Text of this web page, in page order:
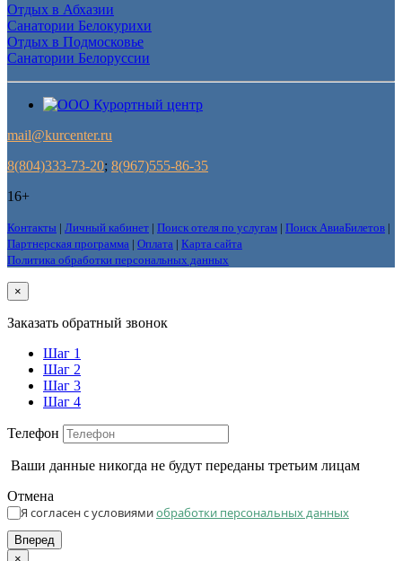
Отдых в Абхазии
Санатории Белокурихи
Отдых в Подмосковье
Санатории Белоруссии
mail@kurcenter.ru
8(804)333-73-20; 8(967)555-86-35
16+
Контакты | Личный кабинет | Поиск отеля по услугам | Поиск АвиаБилетов |
Партнерская программа | Оплата | Карта сайта
Политика обработки персональных данных
×
Заказать обратный звонок
Шаг 1
Шаг 2
Шаг 3
Шаг 4
Телефон
Ваши данные никогда не будут переданы третьим лицам
Отмена
Я согласен с условиямиобработки персональных данных
Вперед